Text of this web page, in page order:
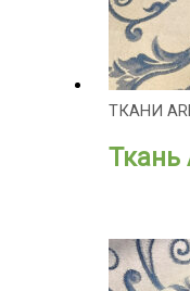
ТКАНИ
Ткань